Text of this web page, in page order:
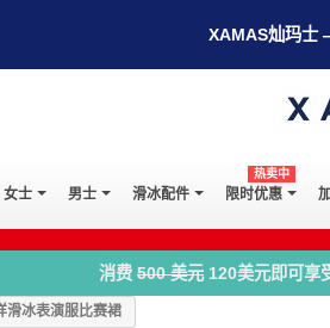
XAMAS灿玛士
女士 男士 滑冰配件 限时优惠
热卖中
消费 500 美元120美元即可享
滑冰表演服比赛裙